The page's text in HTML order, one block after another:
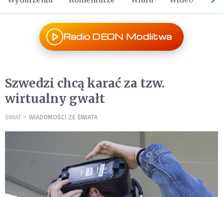
Radio DEON Modlitwa
Szwedzi chcą karać za tzw.
wirtualny gwałt
ŚWIAT WIADOMOŚCI ZE ŚWIATA